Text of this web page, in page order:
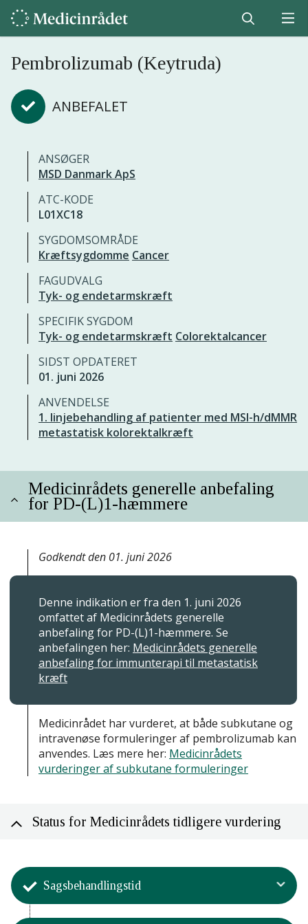
Pembrolizumab (Keytruda)
ANBEFALET
ANSØGER
MSD Danmark ApS
ATC-KODE
L01XC18
SYGDOMSOMRÅDE
Kræftsygdomme Cancer
FAGUDVALG
Tyk- og endetarmskræft
SPECIFIK SYGDOM
Tyk- og endetarmskræft Colorektalcancer
SIDST OPDATERET
01. juni 2026
ANVENDELSE
1. linjebehandling af patienter med MSI-h/dMMR
metastatisk kolorektalkræft
Medicinrådets generelle anbefaling
for PD-(L)1-hæmmere
Godkendt den 01. juni 2026
Denne indikation er fra den 1. juni 2026
omfattet af Medicinrådets generelle
anbefaling for PD-(L)1-hæmmere. Se
anbefalingen her: Medicinrådets generelle
anbefaling for immunterapi til metastatisk
kræft
Medicinrådet har vurderet, at både subkutane og
intravenøse formuleringer af pembrolizumab kan
anvendes. Læs mere her: Medicinrådets
vurderinger af subkutane formuleringer
Status for Medicinrådets tidligere vurdering
Sagsbehandlingstid